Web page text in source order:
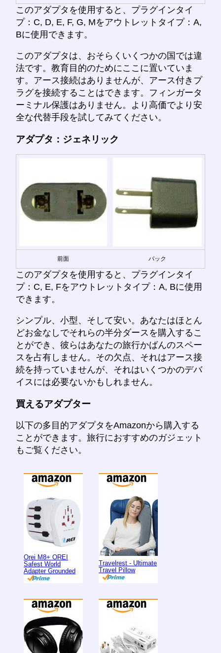
このアダプタを使用すると、プラグインタイ
プ：C, D, E, F, G, Mをアウトレットタイプ：A,
Bに使用できます。
このアダプタは、おそらくいくつかの国では違
法です。教育目的のためにここに置いていま
す。アース接続はありませんが、アース付きプ
ラグを接続することはできます。フィンガータ
ーミナル保護はありません。より高価でより安
全な代替手段を試してみてください。
アダプタ：ジェネリック
前面 バック
このアダプタを使用すると、プラグインタイ
プ：C, E, Fをアウトレットタイプ：A, Bに使用
できます。
シンプル、小型、そして安い。あなたはほとん
どお金なしでそれらの半分ダースを購入するこ
とができ、彼らはあなたの旅行かばんのスペー
スを占有しません。その欠点、それはアース接
続を持っていませんが、それはいくつかのデバ
イスには必要ないかもしれません。
買えるアダプター
以下の多目的アダプタをAmazonから購入する
ことができます。旅行におすすめのガジェット
もご覧ください。
Orei M8+ OREI
Safest World
Adapter Grounded
Travelrest - Ultimate
Travel Pillow